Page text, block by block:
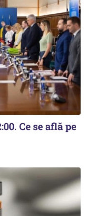
Ce se află pe